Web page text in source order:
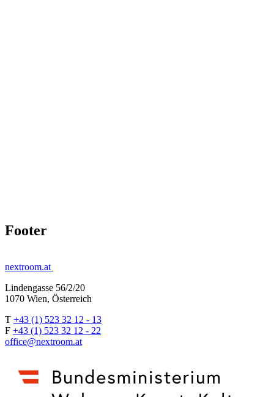
Footer
nextroom.at
Lindengasse 56/2/20
1070 Wien, Österreich
T +43 (1) 523 32 12 - 13
F +43 (1) 523 32 12 - 22
office@nextroom.at